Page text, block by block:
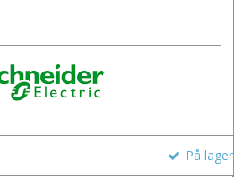
På lager